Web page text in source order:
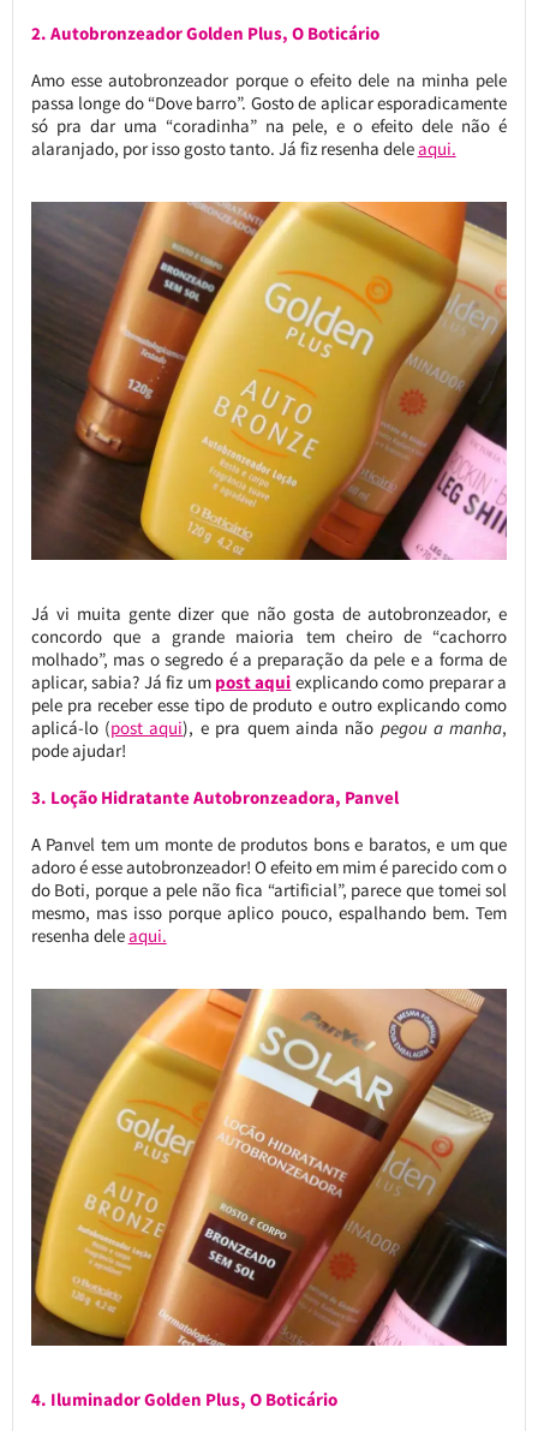
2. Autobronzeador Golden Plus, O Boticário
Amo esse autobronzeador porque o efeito dele na minha pele
passa longe do “Dove barro”. Gosto de aplicar esporadicamente
só pra dar uma “coradinha” na pele, e o efeito dele não é
alaranjado, por isso gosto tanto. Já fiz resenha deleaqui.
Já vi muita gente dizer que não gosta de autobronzeador, e
concordo que a grande maioria tem cheiro de “cachorro
molhado”, mas o segredo é a preparação da pele e a forma de
aplicar, sabia? Já fiz um post aqui explicando como preparar a
pele pra receber esse tipo de produto e outro explicando como
aplicá-lo (post aqui), e pra quem ainda não pegou a manha,
pode ajudar!
3. Loção Hidratante Autobronzeadora, Panvel
A Panvel tem um monte de produtos bons e baratos, e um que
adoro é esse autobronzeador! O efeito em mim é parecido com o
do Boti, porque a pele não fica “artificial”, parece que tomei sol
mesmo, mas isso porque aplico pouco, espalhando bem. Tem
resenha deleaqui.
4. Iluminador Golden Plus, O Boticário